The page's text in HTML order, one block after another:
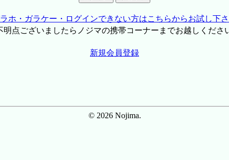
ホ・ガラケー・ログインできない方はこちらからお試し下
点ございましたらノジマの携帯コーナーまでお越しくださ
新規会員登録
© 2026 Nojima.